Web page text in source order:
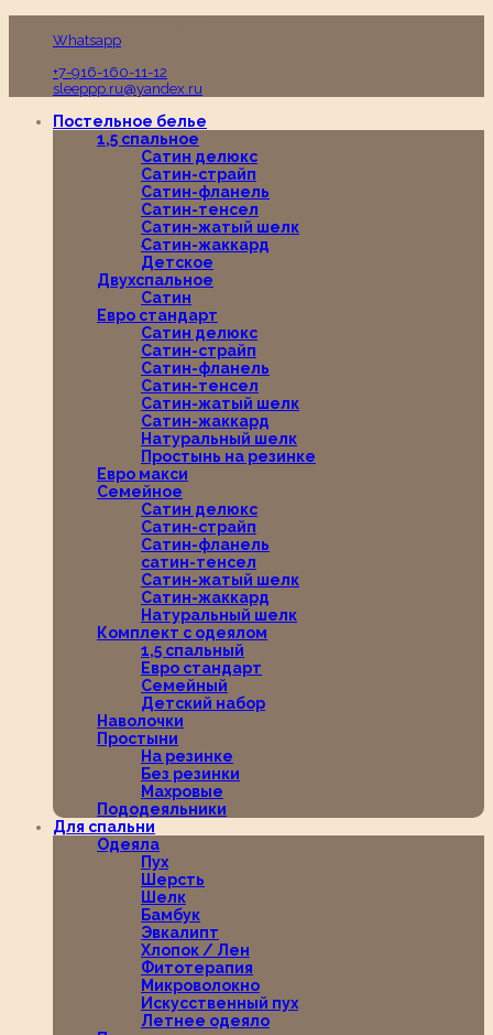
Whatsapp
+7-916-160-11-12
sleeppp.ru@yandex.ru
Постельное белье
1,5 спальное
Сатин делюкс
Сатин-страйп
Сатин-фланель
Сатин-тенсел
Сатин-жатый шелк
Сатин-жаккард
Детское
Двухспальное
Сатин
Евро стандарт
Сатин делюкс
Сатин-страйп
Сатин-фланель
Сатин-тенсел
Сатин-жатый шелк
Сатин-жаккард
Натуральный шелк
Простынь на резинке
Евро макси
Семейное
Сатин делюкс
Сатин-страйп
Сатин-фланель
сатин-тенсел
Сатин-жатый шелк
Сатин-жаккард
Натуральный шелк
Комплект с одеялом
1,5 спальный
Евро стандарт
Семейный
Детский набор
Наволочки
Простыни
На резинке
Без резинки
Махровые
Пододеяльники
Для спальни
Одеяла
Пух
Шерсть
Шелк
Бамбук
Эвкалипт
Хлопок / Лен
Фитотерапия
Микроволокно
Искусственный пух
Летнее одеяло